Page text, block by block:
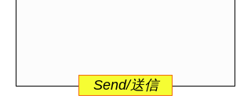
Send/送信